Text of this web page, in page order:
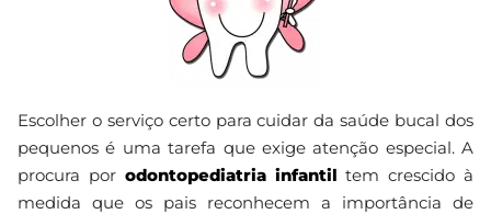
Escolher o serviço certo para cuidar da saúde bucal dos
pequenos é uma tarefa que exige atenção especial. A
procura por odontopediatria infantil tem crescido à
medida que os pais reconhecem a importância de